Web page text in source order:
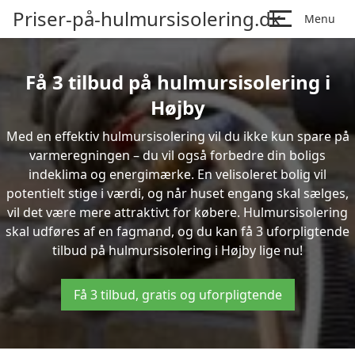
Priser-på-hulmursisolering.dk Menu
Få 3 tilbud på hulmursisolering i
Højby
Med en effektiv hulmursisolering vil du ikke kun spare på
varmeregningen – du vil også forbedre din boligs
indeklima og energimærke. En velisoleret bolig vil
potentielt stige i værdi, og når huset engang skal sælges,
vil det være mere attraktivt for købere. Hulmursisolering
skal udføres af en fagmand, og du kan få 3 uforpligtende
tilbud på hulmursisolering i Højby lige nu!
Få 3 tilbud, gratis og uforpligtende